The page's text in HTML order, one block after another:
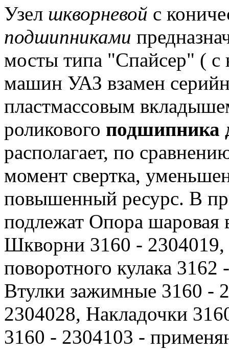
Узел шкворневой с
подшипниками
мосты типа "Спайсер" ( с
машин УАЗ взамен
пластмассовым
роликового подшипника
располагает, по
момент свертка,
повышенный ресурс. В
подлежат Опора шаровая
Шкворни 3160 - 2304019,
поворотного кулака
Втулки зажимные 3160 -
2304028, Накладочки
3160 - 2304103 -